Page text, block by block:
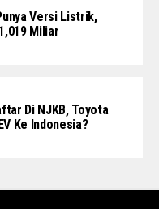
Versi Listrik,
Miliar
Di NJKB, Toyota
Ke Indonesia?